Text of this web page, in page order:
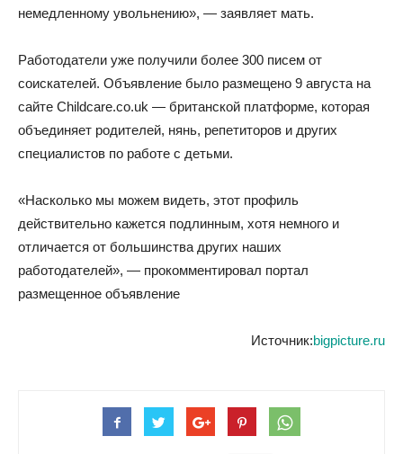
немедленному увольнению», — заявляет мать.
Работодатели уже получили более 300 писем от
соискателей. Объявление было размещено 9 августа на
сайте Childcare.co.uk — британской платформе, которая
объединяет родителей, нянь, репетиторов и других
специалистов по работе с детьми.
«Насколько мы можем видеть, этот профиль
действительно кажется подлинным, хотя немного и
отличается от большинства других наших
работодателей», — прокомментировал портал
размещенное объявление
Источник:bigpicture.ru